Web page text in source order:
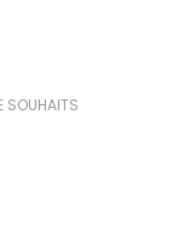
SOUHAITS